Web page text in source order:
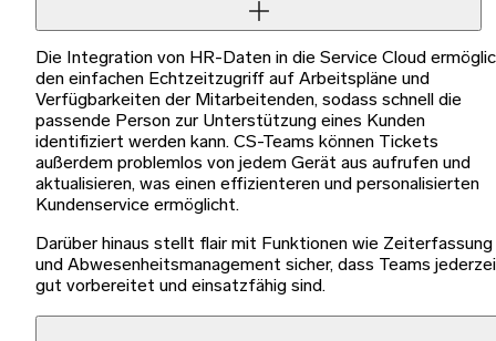
Die Integration von HR-Daten in die Service Cloud
den einfachen Echtzeitzugriff auf Arbeitspläne und
Verfügbarkeiten der Mitarbeitenden, sodass schnell die
passende Person zur Unterstützung eines Kunden
identifiziert werden kann. CS-Teams können Tickets
außerdem problemlos von jedem Gerät aus aufrufen und
aktualisieren, was einen effizienteren und personalisierten
Kundenservice ermöglicht.
Darüber hinaus stellt flair mit Funktionen wie Zeiterfassung
und Abwesenheitsmanagement sicher, dass Teams
gut vorbereitet und einsatzfähig sind.